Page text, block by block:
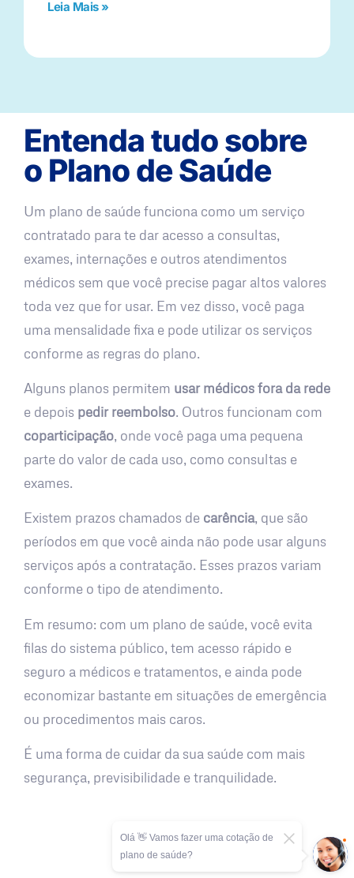
Leia Mais »
Entenda tudo sobre
o Plano de Saúde
Um plano de saúde funciona como um serviço
contratado para te dar acesso a consultas,
exames, internações e outros atendimentos
médicos sem que você precise pagar altos valores
toda vez que for usar. Em vez disso, você paga
uma mensalidade fixa e pode utilizar os serviços
conforme as regras do plano.
Alguns planos permitem usar médicos fora da rede
e depois pedir reembolso. Outros funcionam com
coparticipação, onde você paga uma pequena
parte do valor de cada uso, como consultas e
exames.
Existem prazos chamados de carência, que são
períodos em que você ainda não pode usar alguns
serviços após a contratação. Esses prazos variam
conforme o tipo de atendimento.
Em resumo: com um plano de saúde, você evita
filas do sistema público, tem acesso rápido e
seguro a médicos e tratamentos, e ainda pode
economizar bastante em situações de emergência
ou procedimentos mais caros.
É uma forma de cuidar da sua saúde com mais
segurança, previsibilidade e tranquilidade.
Olá 👋 Vamos fazer uma cotação de
plano de saúde?